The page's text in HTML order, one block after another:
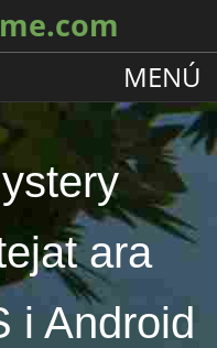
MENÚ
ara
i Android